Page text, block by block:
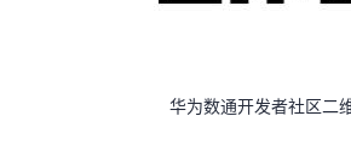
华为数通开发者社区二